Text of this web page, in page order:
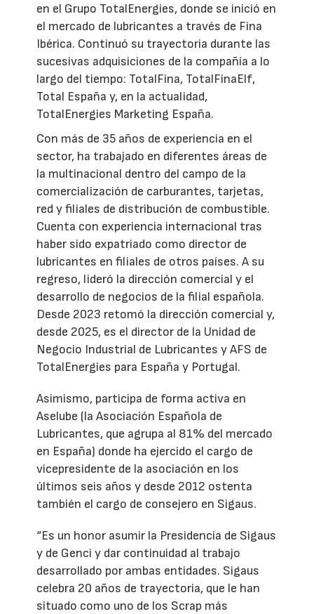
en el Grupo TotalEnergies, donde se inició en
el mercado de lubricantes a través de Fina
Ibérica. Continuó su trayectoria durante las
sucesivas adquisiciones de la compañía a lo
largo del tiempo: TotalFina, TotalFinaElf,
Total España y, en la actualidad,
TotalEnergies Marketing España.
Con más de 35 años de experiencia en el
sector, ha trabajado en diferentes áreas de
la multinacional dentro del campo de la
comercialización de carburantes, tarjetas,
red y filiales de distribución de combustible.
Cuenta con experiencia internacional tras
haber sido expatriado como director de
lubricantes en filiales de otros países. A su
regreso, lideró la dirección comercial y el
desarrollo de negocios de la filial española.
Desde 2023 retomó la dirección comercial y,
desde 2025, es el director de la Unidad de
Negocio Industrial de Lubricantes y AFS de
TotalEnergies para España y Portugal.
Asimismo, participa de forma activa en
Aselube (la Asociación Española de
Lubricantes, que agrupa al 81% del mercado
en España) donde ha ejercido el cargo de
vicepresidente de la asociación en los
últimos seis años y desde 2012 ostenta
también el cargo de consejero en Sigaus.
“Es un honor asumir la Presidencia de Sigaus
y de Genci y dar continuidad al trabajo
desarrollado por ambas entidades. Sigaus
celebra 20 años de trayectoria, que le han
situado como uno de los Scrap más